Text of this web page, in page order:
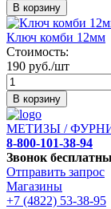
В корзину
Ключ комби 12мм
Стоимость:
190 руб./шт
В корзину
МЕТИЗЫ /
8-800-101-38-94
Звонок
Отправить запрос
Магазины
+7 (4822) 53-38-95